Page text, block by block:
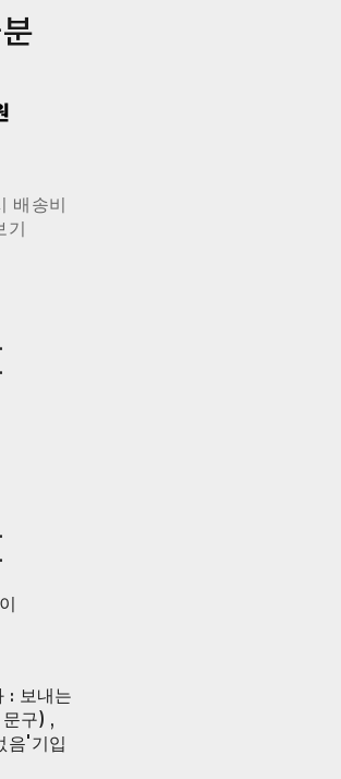
배송비
기
: 보내는
구) ,
음'기입